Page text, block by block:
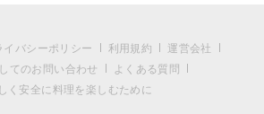
イバシーポリシー 利用規約
運営会社
てのお問い合わせ
よくある質問
く安全に料理を楽しむために